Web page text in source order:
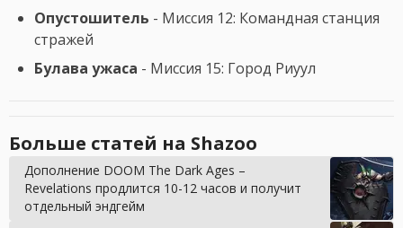
Опустошитель - Миссия 12: Командная станция
стражей
Булава ужаса - Миссия 15: Город Риуул
Больше статей на Shazoo
Дополнение DOOM The Dark Ages –
Revelations продлится 10-12 часов и получит
отдельный эндгейм